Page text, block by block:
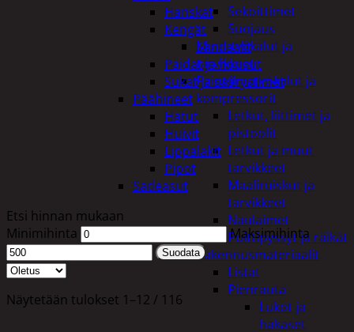
Sekoittimet
Suojaus
Muut työkalut ja
tarvikkeet
Paineilmatyökalut ja
kompressorit
Letkut, liittimet ja
pistoolit
Letkut ja muut
tarvikkeet
Maaliruiskut ja
tarvikkeet
Naulaimet
Pulttipyssyt ja räikät
Rakennusmateriaalit
Listat
Pienrauta
Lukot ja
hakaset
Hanskat
Kengät
Sandaalit
Paidat ja housut
Sukat ja säärystimet
Päähineet
Hatut
Huivit
Lippalakit
Pipot
Sadeasut
Etsi hinnan mukaan
Minimihinta
Maksimihinta
Suodata
Näytetään tulokset 1–12 / 116